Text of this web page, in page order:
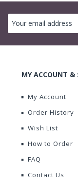
MY ACCOUNT &
My Account
Order History
Wish List
How to Order
FAQ
Contact Us